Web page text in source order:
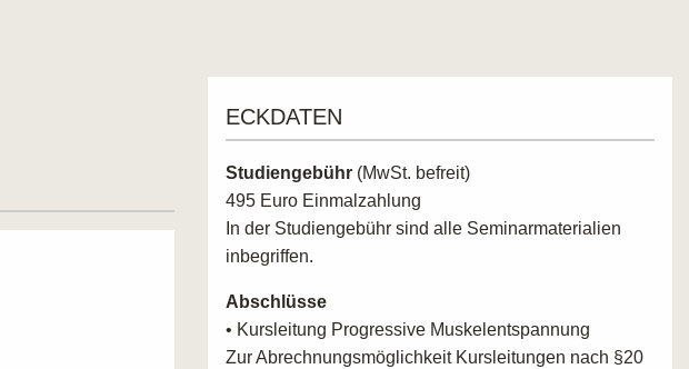
ECKDATEN
Studiengebühr (MwSt. befreit)
495 Euro Einmalzahlung
In der Studiengebühr sind alle Seminarmaterialien
inbegriffen.
Abschlüsse
• Kursleitung Progressive Muskelentspannung
Zur Abrechnungsmöglichkeit Kursleitungen nach §20